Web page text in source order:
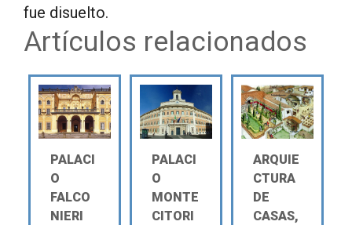
fue disuelto.
Artículos relacionados
PALACI
O
FALCO
NIERI
PALACI
O
MONTE
CITORI
ARQUIE
CTURA
DE
CASAS,